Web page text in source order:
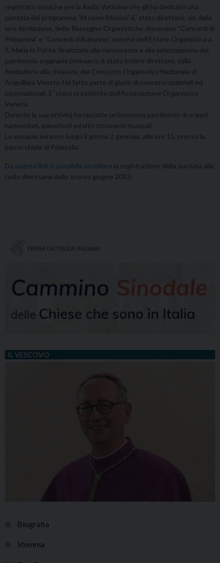
registrato musiche per la Radio Vaticana che gli ha dedicato una
puntata del programma “M come Musica”. E’ stato direttore, sin dalla
loro fondazione, delle Rassegne Organistiche diocesane “Concerti di
Primavera” e “Concerti d’Autunno”, nonché dell’Estate Organistica a
S. Maria in Punta, finalizzate alla conoscenza e alla valorizzazione del
patrimonio organario polesano; è stato inoltre direttore, dalla
fondazione alla chiusura, del Concorso Organistico Nazionale di
Anguillara Veneta. Ha fatto parte di giurie di concorsi nazionali ed
internazionali. E’ stato presidente dell’Associazione Organistica
Veneta.
Durante la sua attività ha raccolto un’immenso patrimonio di organi,
harmonium, pianoforti ed altri strumenti musicali.
Le esequie avranno luogo il giorno 2 gennaio, alle ore 15, presso la
parrocchiale di Polesella.
Da questo link è possibile ascoltare la registrazione della puntata alla
radio diocesana dello scorso giugno 2013.
IL VESCOVO
Biografia
Stemma